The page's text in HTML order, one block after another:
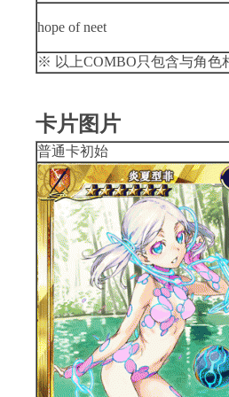
hope of neet
※ 以上COMBO只包含与角色
卡片图片
普通卡初始